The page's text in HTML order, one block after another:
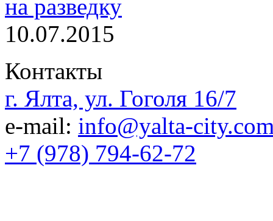
на разведку
10.07.2015
Контакты
г. Ялта, ул. Гоголя 16/7
e-mail: info@yalta-
+7 (978) 794-62-72